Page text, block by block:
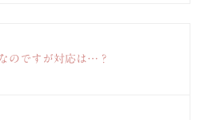
のですが対応は…？